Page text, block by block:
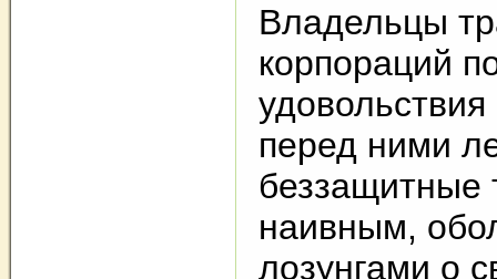
Владельцы
корпораций
перед ними
беззащитные
наивным,
лозунгами о